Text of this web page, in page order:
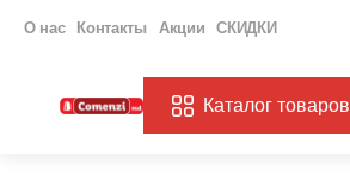
О нас Контакты Акции СКИДКИ
Каталог товаров